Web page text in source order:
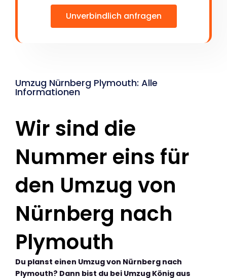
Unverbindlich anfragen
Umzug Nürnberg Plymouth: Alle
Informationen
Wir sind die
Nummer eins für
den Umzug von
Nürnberg nach
Plymouth
Du planst einen Umzug von Nürnberg nach
Plymouth? Dann bist du bei Umzug König aus